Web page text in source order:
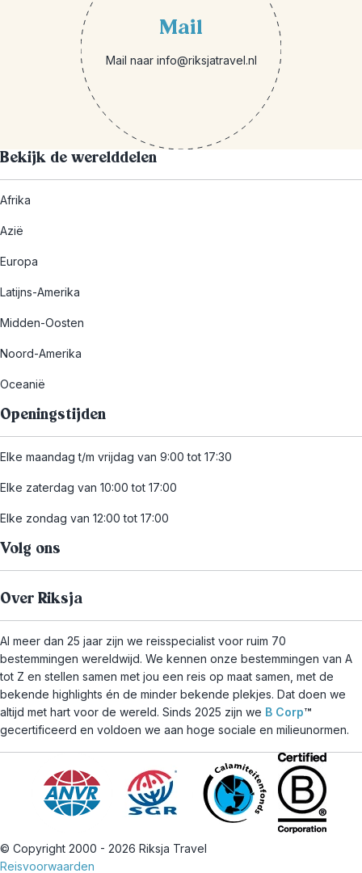
Mail
Mail naar info@riksjatravel.nl
Bekijk de werelddelen
Afrika
Azië
Europa
Latijns-Amerika
Midden-Oosten
Noord-Amerika
Oceanië
Openingstijden
Elke maandag t/m vrijdag van 9:00 tot 17:30
Elke zaterdag van 10:00 tot 17:00
Elke zondag van 12:00 tot 17:00
Volg ons
Over Riksja
Al meer dan 25 jaar zijn we reisspecialist voor ruim 70
bestemmingen wereldwijd. We kennen onze bestemmingen van A
tot Z en stellen samen met jou een reis op maat samen, met de
bekende highlights én de minder bekende plekjes. Dat doen we
altijd met hart voor de wereld. Sinds 2025 zijn we B Corp™
gecertificeerd en voldoen we aan hoge sociale en milieunormen.
© Copyright 2000 - 2026 Riksja Travel
Reisvoorwaarden